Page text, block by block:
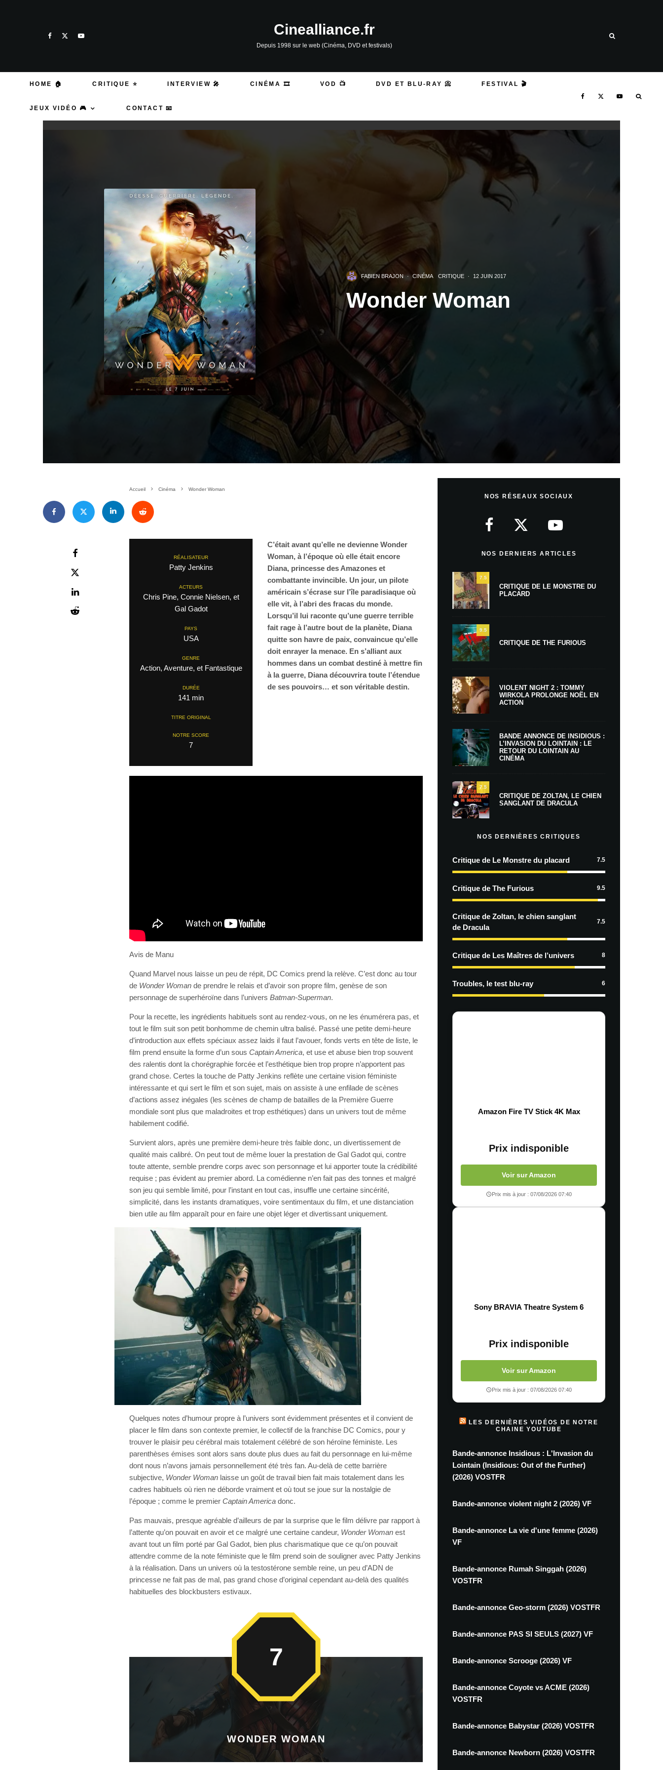
Cinealliance.fr
Depuis 1998 sur le web (Cinéma, DVD et festivals)
HOME 🏠 CRITIQUE ⭐ INTERVIEW 🎤 CINÉMA 🎞️ VOD 📺 DVD ET BLU-RAY 📀 FESTIVAL 🎬
JEUX VIDÉO 🎮 CONTACT 📧
FABIEN BRAJON · CINÉMA CRITIQUE · 12 JUIN 2017
Wonder Woman
Accueil Cinéma Wonder Woman
RÉALISATEUR
Patty Jenkins
ACTEURS
Chris Pine, Connie Nielsen, et
Gal Gadot
PAYS
USA
GENRE
Action, Aventure, et Fantastique
DURÉE
141 min
TITRE ORIGINAL
NOTRE SCORE
7
C’était avant qu’elle ne devienne Wonder
Woman, à l’époque où elle était encore
Diana, princesse des Amazones et
combattante invincible. Un jour, un pilote
américain s’écrase sur l’île paradisiaque où
elle vit, à l’abri des fracas du monde.
Lorsqu’il lui raconte qu’une guerre terrible
fait rage à l’autre bout de la planète, Diana
quitte son havre de paix, convaincue qu’elle
doit enrayer la menace. En s’alliant aux
hommes dans un combat destiné à mettre fin
à la guerre, Diana découvrira toute l’étendue
de ses pouvoirs… et son véritable destin.
Avis de Manu
Quand Marvel nous laisse un peu de répit, DC Comics prend la relève. C’est donc au tour
de Wonder Woman de prendre le relais et d’avoir son propre film, genèse de son
personnage de superhéroïne dans l’univers Batman-Superman.
Pour la recette, les ingrédients habituels sont au rendez-vous, on ne les énumérera pas, et
tout le film suit son petit bonhomme de chemin ultra balisé. Passé une petite demi-heure
d’introduction aux effets spéciaux assez laids il faut l’avouer, fonds verts en tête de liste, le
film prend ensuite la forme d’un sous Captain America, et use et abuse bien trop souvent
des ralentis dont la chorégraphie forcée et l’esthétique bien trop propre n’apportent pas
grand chose. Certes la touche de Patty Jenkins reflète une certaine vision féministe
intéressante et qui sert le film et son sujet, mais on assiste à une enfilade de scènes
d’actions assez inégales (les scènes de champ de batailles de la Première Guerre
mondiale sont plus que maladroites et trop esthétiques) dans un univers tout de même
habilement codifié.
Survient alors, après une première demi-heure très faible donc, un divertissement de
qualité mais calibré. On peut tout de même louer la prestation de Gal Gadot qui, contre
toute attente, semble prendre corps avec son personnage et lui apporter toute la crédibilité
requise ; pas évident au premier abord. La comédienne n’en fait pas des tonnes et malgré
son jeu qui semble limité, pour l’instant en tout cas, insuffle une certaine sincérité,
simplicité, dans les instants dramatiques, voire sentimentaux du film, et une distanciation
bien utile au film apparaît pour en faire une objet léger et divertissant uniquement.
Quelques notes d’humour propre à l’univers sont évidemment présentes et il convient de
placer le film dans son contexte premier, le collectif de la franchise DC Comics, pour y
trouver le plaisir peu cérébral mais totalement célébré de son héroïne féministe. Les
parenthèses émises sont alors sans doute plus dues au fait du personnage en lui-même
dont nous n’avons jamais personnellement été très fan. Au-delà de cette barrière
subjective, Wonder Woman laisse un goût de travail bien fait mais totalement dans les
cadres habituels où rien ne déborde vraiment et où tout se joue sur la nostalgie de
l’époque ; comme le premier Captain America donc.
Pas mauvais, presque agréable d’ailleurs de par la surprise que le film délivre par rapport à
l’attente qu’on pouvait en avoir et ce malgré une certaine candeur, Wonder Woman est
avant tout un film porté par Gal Gadot, bien plus charismatique que ce qu’on pouvait
attendre comme de la note féministe que le film prend soin de souligner avec Patty Jenkins
à la réalisation. Dans un univers où la testostérone semble reine, un peu d’ADN de
princesse ne fait pas de mal, pas grand chose d’original cependant au-delà des qualités
habituelles des blockbusters estivaux.
WONDER WOMAN
7
NOS RÉSEAUX SOCIAUX
NOS DERNIERS ARTICLES
7.5
CRITIQUE DE LE MONSTRE DU
PLACARD
9.5
CRITIQUE DE THE FURIOUS
VIOLENT NIGHT 2 : TOMMY
WIRKOLA PROLONGE NOËL EN
ACTION
BANDE ANNONCE DE INSIDIOUS :
L’INVASION DU LOINTAIN : LE
RETOUR DU LOINTAIN AU
CINÉMA
7.5
CRITIQUE DE ZOLTAN, LE CHIEN
SANGLANT DE DRACULA
NOS DERNIÈRES CRITIQUES
Critique de Le Monstre du placard 7.5
Critique de The Furious 9.5
Critique de Zoltan, le chien sanglant
de Dracula
7.5
Critique de Les Maîtres de l’univers 8
Troubles, le test blu-ray 6
Amazon Fire TV Stick 4K Max
Prix indisponible
Voir sur Amazon
Prix mis à jour : 07/08/2026 07:40
Sony BRAVIA Theatre System 6
Prix indisponible
Voir sur Amazon
Prix mis à jour : 07/08/2026 07:40
LES DERNIÈRES VIDÉOS DE NOTRE
CHAINE YOUTUBE
Bande-annonce Insidious : L'Invasion du
Lointain (Insidious: Out of the Further)
(2026) VOSTFR
Bande-annonce violent night 2 (2026) VF
Bande-annonce La vie d'une femme (2026)
VF
Bande-annonce Rumah Singgah (2026)
VOSTFR
Bande-annonce Geo-storm (2026) VOSTFR
Bande-annonce PAS SI SEULS (2027) VF
Bande-annonce Scrooge (2026) VF
Bande-annonce Coyote vs ACME (2026)
VOSTFR
Bande-annonce Babystar (2026) VOSTFR
Bande-annonce Newborn (2026) VOSTFR